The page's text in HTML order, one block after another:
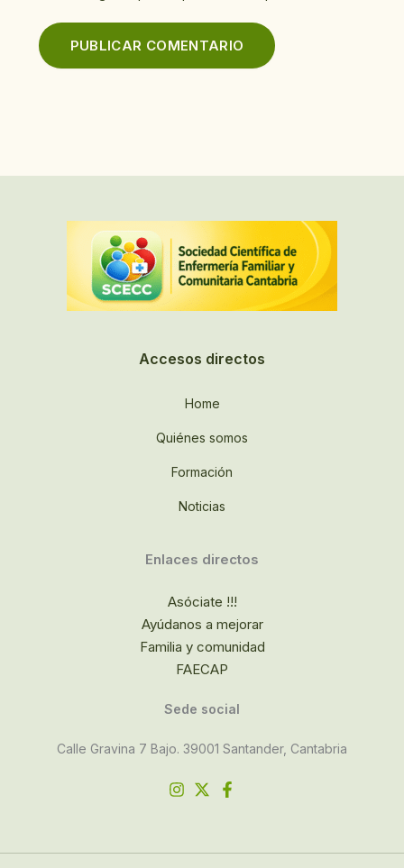
Accesos directos
Home
Quiénes somos
Formación
Noticias
Enlaces directos
Asóciate !!!
Ayúdanos a mejorar
Familia y comunidad
FAECAP
Sede social
Calle Gravina 7 Bajo. 39001 Santander, Cantabria